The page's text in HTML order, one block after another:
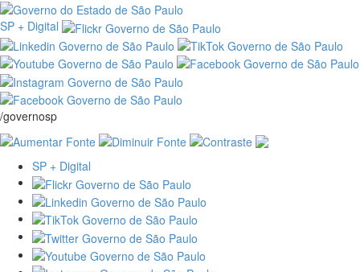
SP + Digital
/governosp
SP + Digital